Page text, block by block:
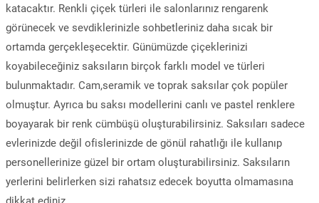
katacaktır. Renkli çiçek türleri ile salonlarınız rengarenk
görünecek ve sevdiklerinizle sohbetleriniz daha sıcak bir
ortamda gerçekleşecektir. Günümüzde çiçeklerinizi
koyabileceğiniz saksıların birçok farklı model ve türleri
bulunmaktadır. Cam,seramik ve toprak saksılar çok popüler
olmuştur. Ayrıca bu saksı modellerini canlı ve pastel renklere
boyayarak bir renk cümbüşü oluşturabilirsiniz. Saksıları sadece
evlerinizde değil ofislerinizde de gönül rahatlığı ile kullanıp
personellerinize güzel bir ortam oluşturabilirsiniz. Saksıların
yerlerini belirlerken sizi rahatsız edecek boyutta olmamasına